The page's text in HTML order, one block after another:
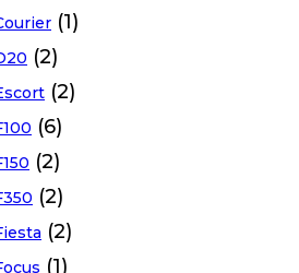
(1)
(2)
(2)
(6)
(2)
(2)
(2)
(1)